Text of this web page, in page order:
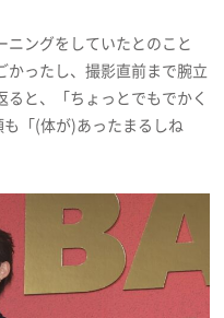
ングをしていたとのこと
かったし、撮影直前まで腕立
と、「ちょっとでもでかく
「(体が)あったまるしね